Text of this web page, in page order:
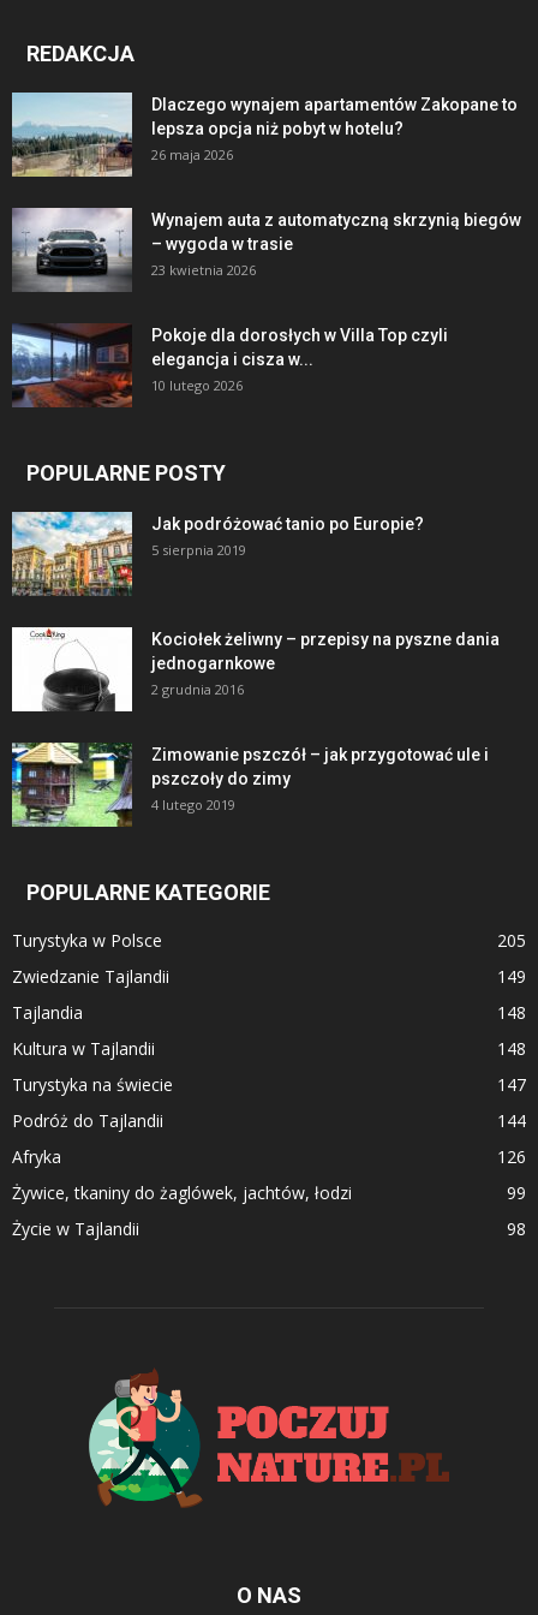
REDAKCJA
Dlaczego wynajem apartamentów Zakopane to
lepsza opcja niż pobyt w hotelu?
26 maja 2026
Wynajem auta z automatyczną skrzynią biegów
– wygoda w trasie
23 kwietnia 2026
Pokoje dla dorosłych w Villa Top czyli
elegancja i cisza w...
10 lutego 2026
POPULARNE POSTY
Jak podróżować tanio po Europie?
5 sierpnia 2019
Kociołek żeliwny – przepisy na pyszne dania
jednogarnkowe
2 grudnia 2016
Zimowanie pszczół – jak przygotować ule i
pszczoły do zimy
4 lutego 2019
POPULARNE KATEGORIE
Turystyka w Polsce
205
Zwiedzanie Tajlandii
149
Tajlandia
148
Kultura w Tajlandii
148
Turystyka na świecie
147
Podróż do Tajlandii
144
Afryka
126
Żywice, tkaniny do żaglówek, jachtów, łodzi
99
Życie w Tajlandii
98
O NAS